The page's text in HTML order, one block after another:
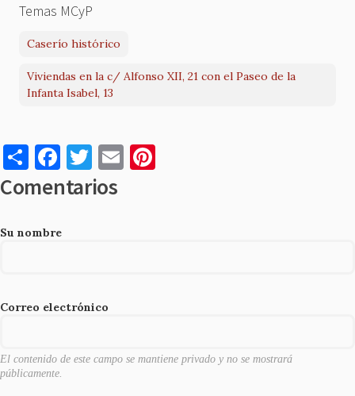
Temas MCyP
Caserío histórico
Viviendas en la c/ Alfonso XII, 21 con el Paseo de la
Infanta Isabel, 13
S
h
ar
e
F
a
c
e
o
T
w
it
E
m
Comentarios
Su nombre
Correo electrónico
El contenido de este campo se mantiene privado y no se mostrará
públicamente.